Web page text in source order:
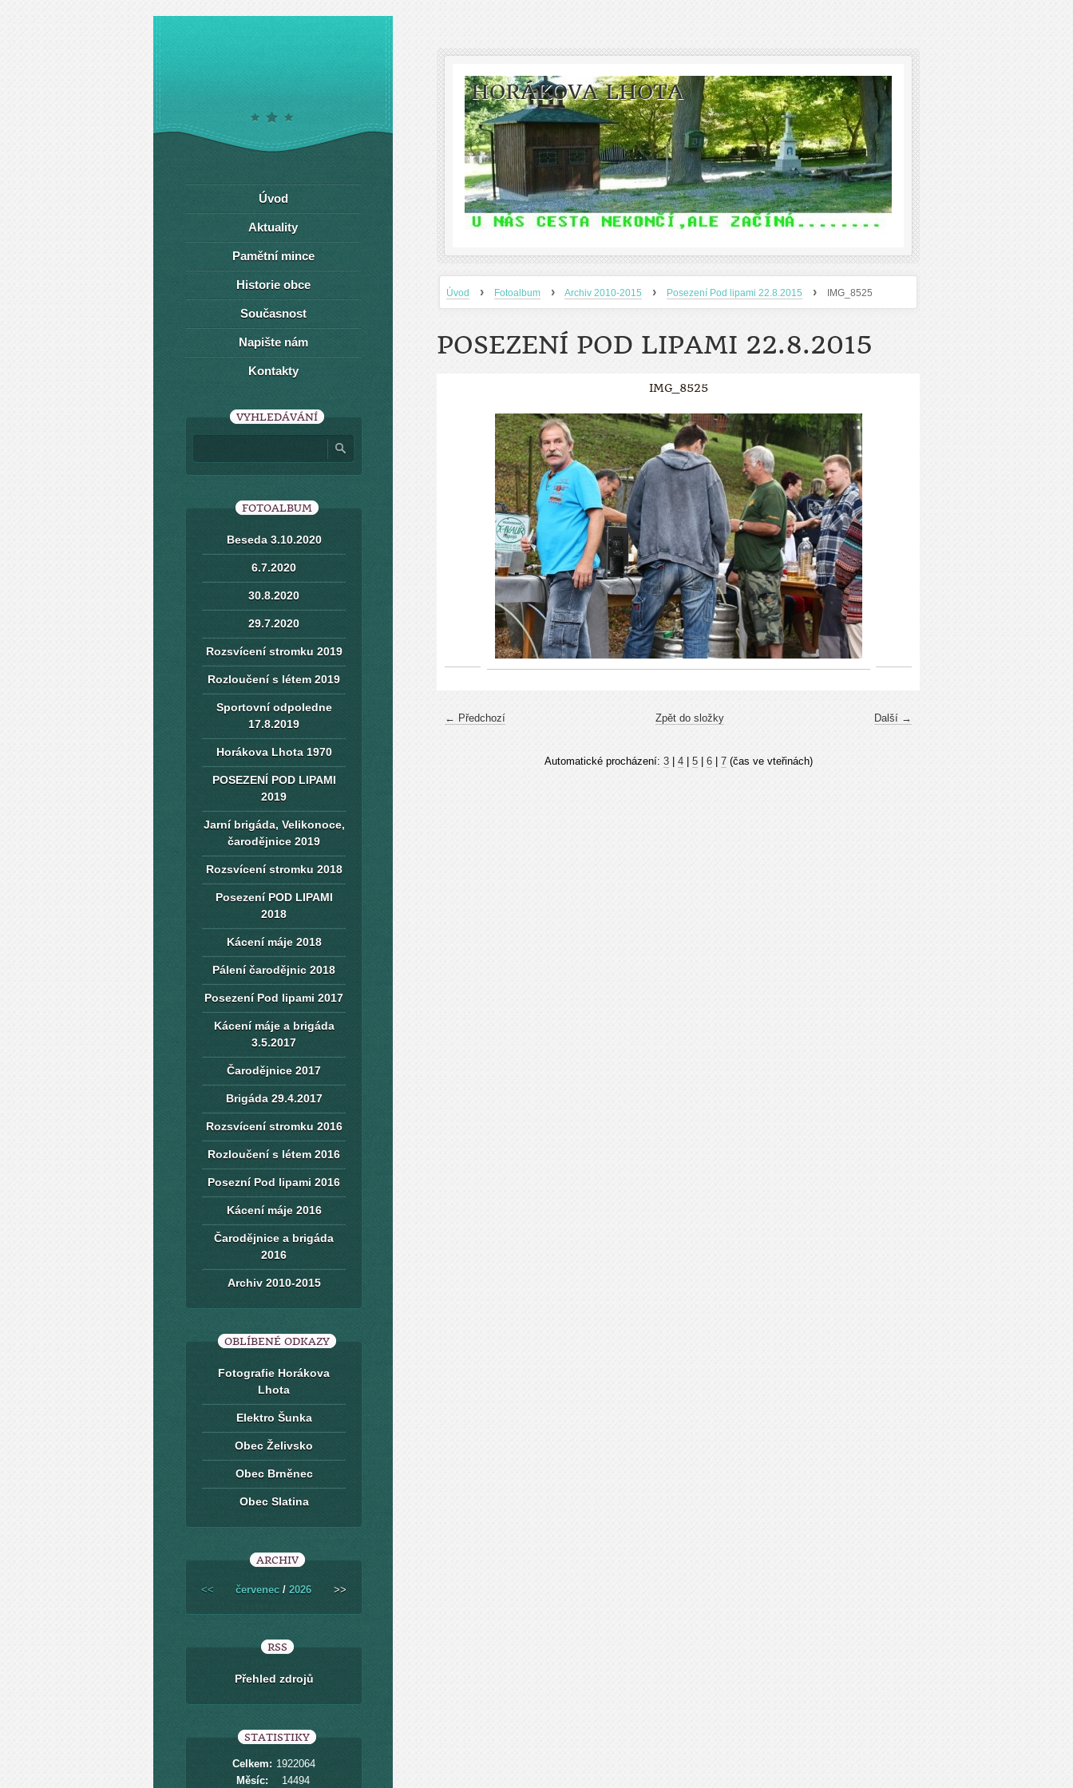
HORÁKOVA LHOTA
Úvod › Fotoalbum › Archiv 2010-2015 › Posezení Pod lipami 22.8.2015 › IMG_8525
POSEZENÍ POD LIPAMI 22.8.2015
IMG_8525
← Předchozí Další →
Zpět do složky
Automatické procházení: 3| 4| 5| 6| 7(čas ve vteřinách)
Úvod
Aktuality
Pamětní mince
Historie obce
Současnost
Napište nám
Kontakty
VYHLEDÁVÁNÍ
FOTOALBUM
Beseda 3.10.2020
6.7.2020
30.8.2020
29.7.2020
Rozsvícení stromku 2019
Rozloučení s létem 2019
Sportovní odpoledne
17.8.2019
Horákova Lhota 1970
POSEZENÍ POD LIPAMI
2019
Jarní brigáda, Velikonoce,
čarodějnice 2019
Rozsvícení stromku 2018
Posezení POD LIPAMI
2018
Kácení máje 2018
Pálení čarodějnic 2018
Posezení Pod lipami 2017
Kácení máje a brigáda
3.5.2017
Čarodějnice 2017
Brigáda 29.4.2017
Rozsvícení stromku 2016
Rozloučení s létem 2016
Posezní Pod lipami 2016
Kácení máje 2016
Čarodějnice a brigáda
2016
Archiv 2010-2015
OBLÍBENÉ ODKAZY
Fotografie Horákova
Lhota
Elektro Šunka
Obec Želivsko
Obec Brněnec
Obec Slatina
ARCHIV
<< červenec / 2026 >>
RSS
Přehled zdrojů
STATISTIKY
Celkem: 1922064
Měsíc:
14494